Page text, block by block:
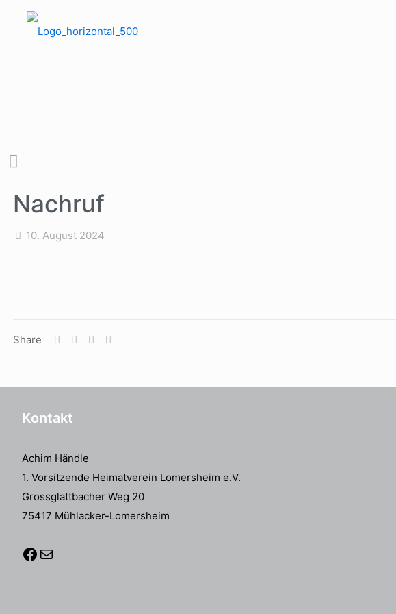
Nachruf
10. August 2024
Share
Kontakt
Achim Händle
1. Vorsitzende Heimatverein Lomersheim e.V.
Grossglattbacher Weg 20
75417 Mühlacker-Lomersheim